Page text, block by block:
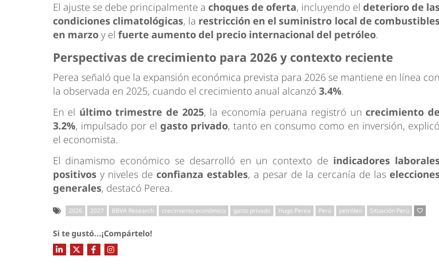
El ajuste se debe principalmente a choques de oferta, incluyendo el deterioro de
condiciones climatológicas, la restricción en el suministro local de
en marzoy el fuerte aumento del precio internacional del petróleo.
Perspectivas de crecimiento para 2026 y contexto reciente
Perea señaló que la expansión económica prevista para 2026 se mantiene en línea
la observada en 2025, cuando el crecimiento anual alcanzó 3.4%.
En el último trimestre de 2025, la economía peruana registró un crecimiento
3.2%, impulsado por el gasto privado, tanto en consumo como en inversión,
el economista.
El dinamismo económico se desarrolló en un contexto de indicadores
positivosy niveles de confianza estables, a pesar de la cercanía de las
generales, destacó Perea.
2026 2027 BBVA Research crecimiento económico gasto privado Hugo Perea Perú petróleo Situación Perú
Si te gustó...¡Compártelo!